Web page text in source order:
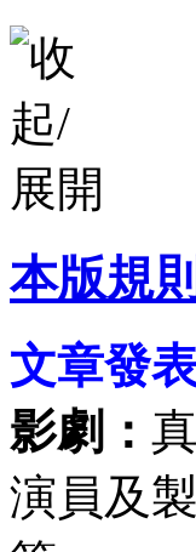
本版規則
文章發
影劇：
演員及